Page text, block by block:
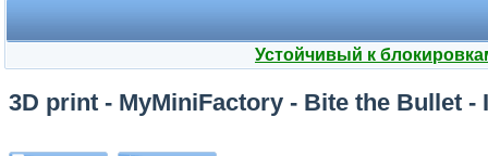
Устойчивый к
3D print - MyMiniFactory - Bite the Bullet -